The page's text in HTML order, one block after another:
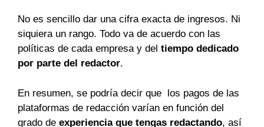
No es sencillo dar una cifra exacta de ingresos. Ni
siquiera un rango. Todo va de acuerdo con las
políticas de cada empresa y del tiempo dedicado
por parte del redactor.
En resumen, se podría decir que los pagos de las
plataformas de redacción varían en función del
grado de experiencia que tengas redactando, así